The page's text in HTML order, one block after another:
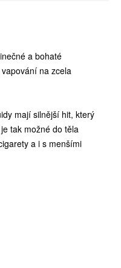
a bohaté
na zcela
mají silnější hit, který
tak možné do těla
a i s menšími